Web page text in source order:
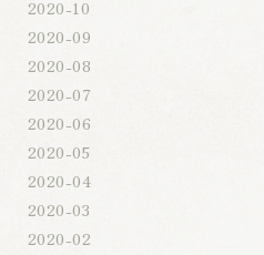
2020-10
2020-09
2020-08
2020-07
2020-06
2020-05
2020-04
2020-03
2020-02